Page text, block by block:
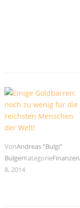
VonAndreas "Bulgi"
BulgerKategorieFinanzen
8, 2014